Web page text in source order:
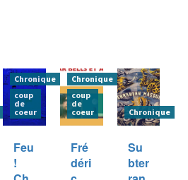
Chronique
coup
de
coeur
Feu
!
Chronique
coup
de
coeur
Fré
déri
Chronique
Su
bter